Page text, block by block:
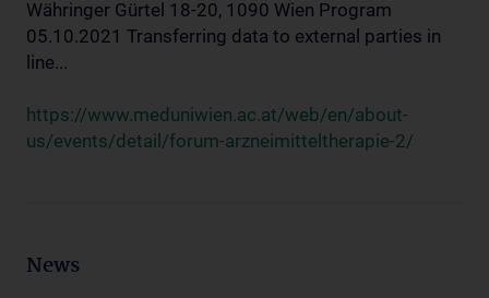
Währinger Gürtel 18-20, 1090 Wien Program
05.10.2021 Transferring data to external parties in
line...
https://www.meduniwien.ac.at/web/en/about-
us/events/detail/forum-arzneimitteltherapie-2/
News